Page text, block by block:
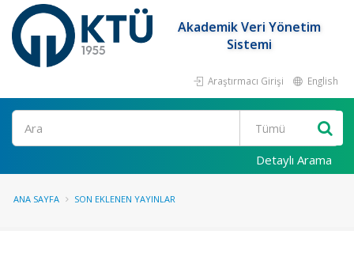
Akademik Veri Yönetim
Sistemi
Araştırmacı Girişi English
Ara
Detaylı Arama
ANA SAYFA SON EKLENEN YAYINLAR